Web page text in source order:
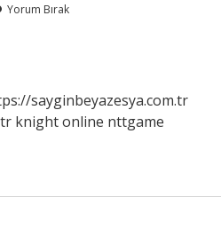
Yorum Bırak
sayginbeyazesya.com.tr
knight online nttgame